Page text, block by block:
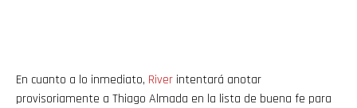
En cuanto a lo inmediato, River intentará anotar
provisoriamente a Thiago Almada en la lista de buena fe para